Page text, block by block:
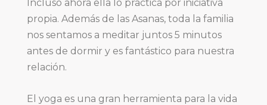
Incluso ahora ella lo practica por iniciativa
propia. Además de las Asanas, toda la familia
nos sentamos a meditar juntos 5 minutos
antes de dormir y es fantástico para nuestra
relación.
El yoga es una gran herramienta para la vida